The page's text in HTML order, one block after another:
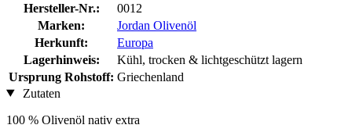
Hersteller-Nr.:
0012
Marken:
Jordan Olivenöl
Herkunft:
Europa
Lagerhinweis:
Kühl, trocken & lichtgeschützt lagern
Ursprung Rohstoff: Griechenland
Zutaten
100 % Olivenöl nativ extra